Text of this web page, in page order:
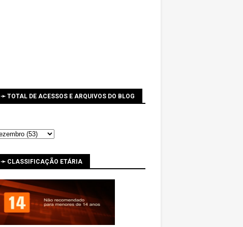
➛ TOTAL DE ACESSOS E ARQUIVOS DO BLOG
➛ CLASSIFICAÇÃO ETÁRIA